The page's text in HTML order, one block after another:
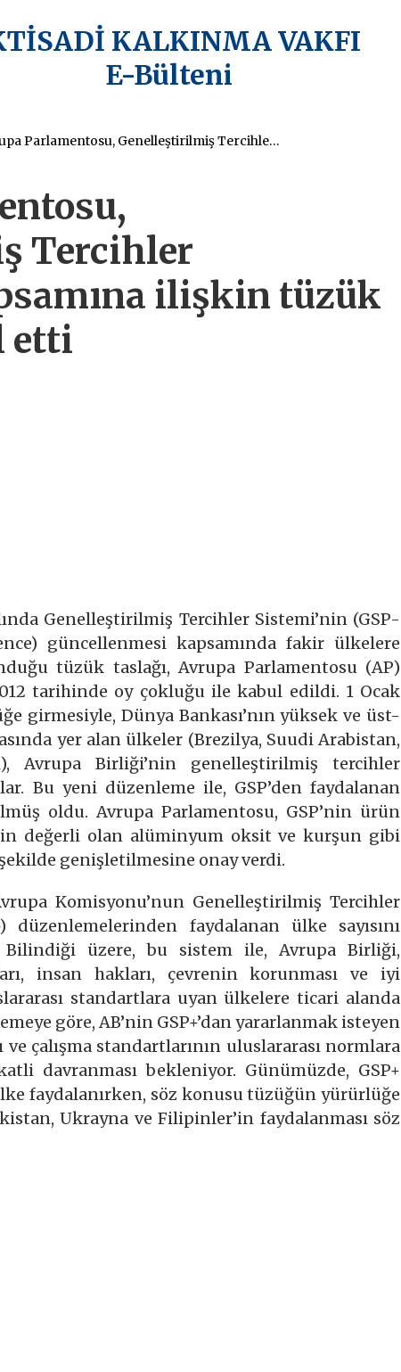
KALKINMA VAKFI
E-Bülteni
Avrupa Parlamentosu, Genelleştirilmiş Tercihler Sistemi’nin kapsamına ilişkin tüzük taslağını kabul etti
Tercihler
ilişkin tüzük
etti
Genelleştirilmiş Tercihler Sistemi’nin (GSP-
güncellenmesi kapsamında fakir ülkelere
tüzük taslağı, Avrupa Parlamentosu (AP)
tarihinde oy çokluğu ile kabul edildi. 1 Ocak
girmesiyle, Dünya Bankası’nın yüksek ve üst-
yer alan ülkeler (Brezilya, Suudi Arabistan,
Avrupa Birliği’nin genelleştirilmiş tercihler
Bu yeni düzenleme ile, GSP’den faydalanan
oldu. Avrupa Parlamentosu, GSP’nin ürün
değerli olan alüminyum oksit ve kurşun gibi
genişletilmesine onay verdi.
Komisyonu’nun Genelleştirilmiş Tercihler
düzenlemelerinden faydalanan ülke sayısını
üzere, bu sistem ile, Avrupa Birliği,
insan hakları, çevrenin korunması ve iyi
standartlara uyan ülkelere ticari alanda
göre, AB’nin GSP+’dan yararlanmak isteyen
çalışma standartlarının uluslararası normlara
davranması bekleniyor. Günümüzde, GSP+
faydalanırken, söz konusu tüzüğün yürürlüğe
Ukrayna ve Filipinler’in faydalanması söz